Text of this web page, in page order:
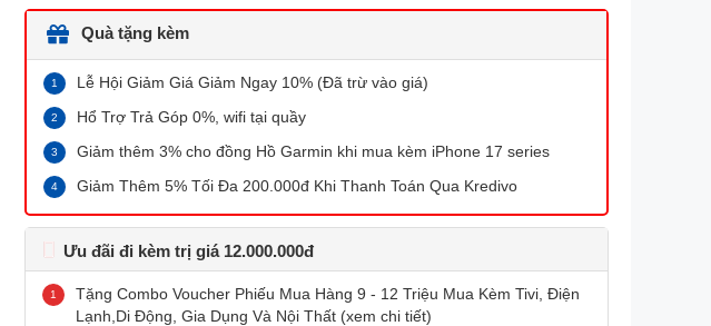
Quà tặng kèm
Lễ Hội Giảm Giá Giảm Ngay 10% (Đã trừ vào giá)
Hổ Trợ Trả Góp 0%, wifi tại quầy
Giảm thêm 3% cho đồng Hồ Garmin khi mua kèm iPhone 17 series
Giảm Thêm 5% Tối Đa 200.000đ Khi Thanh Toán Qua Kredivo
Ưu đãi đi kèm trị giá 12.000.000đ
Tặng Combo Voucher Phiếu Mua Hàng 9 - 12 Triệu Mua Kèm Tivi, Điện
Lạnh,Di Động, Gia Dụng Và Nội Thất (xem chi tiết)